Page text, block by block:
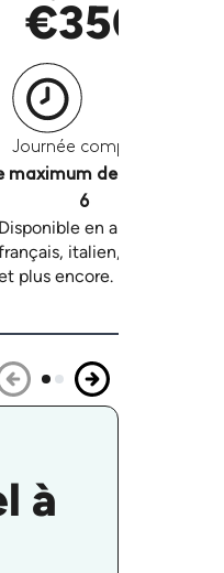
€350
Journée complète
maximum de
6
Disponible en anglais,
italien, allemand
plus encore.
à